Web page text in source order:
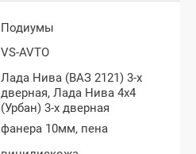
Подиумы
VS-AVTO
Лада Нива (ВАЗ 2121) 3-х
дверная,Лада Нива 4x4
(Урбан) 3-х дверная
фанера 10мм, пена